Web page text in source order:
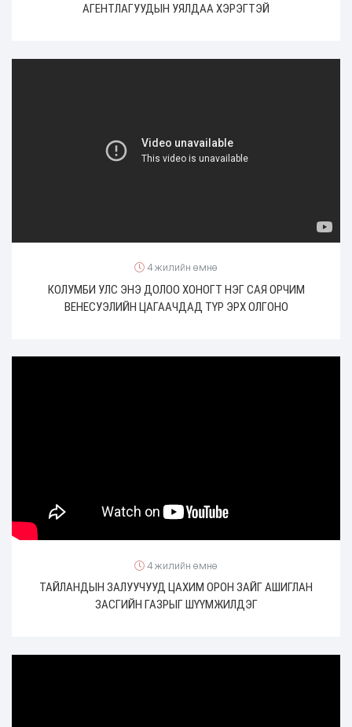
АГЕНТЛАГУУДЫН УЯЛДАА ХЭРЭГТЭЙ
4 жилийн өмнө
КОЛУМБИ УЛС ЭНЭ ДОЛОО ХОНОГТ НЭГ САЯ ОРЧИМ
ВЕНЕСУЭЛИЙН ЦАГААЧДАД ТҮР ЭРХ ОЛГОНО
4 жилийн өмнө
ТАЙЛАНДЫН ЗАЛУУЧУУД ЦАХИМ ОРОН ЗАЙГ АШИГЛАН
ЗАСГИЙН ГАЗРЫГ ШҮҮМЖИЛДЭГ